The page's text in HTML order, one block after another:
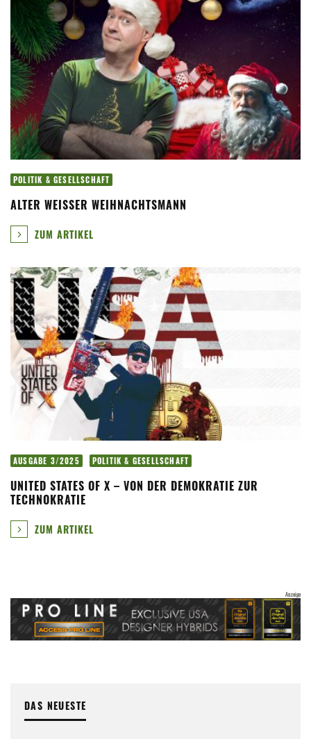
POLITIK & GESELLSCHAFT
ALTER WEISSER WEIHNACHTSMANN
ZUM ARTIKEL
AUSGABE 3/2025 POLITIK & GESELLSCHAFT
UNITED STATES OF X – VON DER DEMOKRATIE ZUR
TECHNOKRATIE
ZUM ARTIKEL
DAS NEUESTE